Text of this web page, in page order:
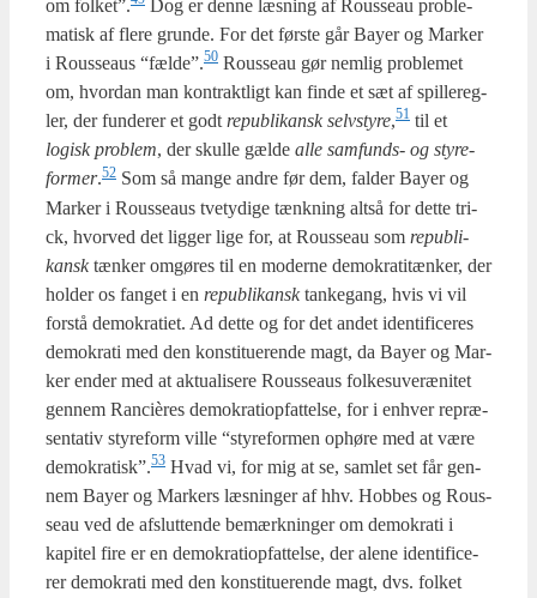
om folket”.
Dog er den­ne læs­ning af Rous­seau pro­ble­
ma­tisk af fle­re grun­de. For det før­ste går Bay­er og Mar­ker
i Rous­seaus “fælde”.50 Rous­seau gør nem­lig pro­ble­met
om, hvor­dan man kon­trakt­ligt kan fin­de et sæt af spil­le­reg­
ler, der fun­de­rer et godtrepu­bli­kansk selv­sty­re,51 til et
logisk pro­blem, der skul­le gæl­de alle sam­funds- og sty­re­
for­mer.52 Som så man­ge andre før dem, fal­der Bay­er og
Mar­ker i Rous­seaus tve­ty­di­ge tænk­ning alt­så for det­te tri­
ck, hvor­ved det lig­ger lige for, at Rous­seau som repu­bli­
kansk tæn­ker omgø­res til en moder­ne demo­kra­ti­tæn­ker, der
hol­der os fan­get i en repu­bli­kansk tan­ke­gang, hvis vi vil
for­stå demo­kra­ti­et. Ad det­te og for det andet iden­ti­fi­ce­res
demo­kra­ti med den kon­sti­tu­e­ren­de magt, da Bay­er og Mar­
ker ender med at aktu­a­li­se­re Rous­seaus fol­kes­u­veræ­ni­tet
gen­nem Ran­cières demo­kra­tiop­fat­tel­se, for i enhver repræ­
sen­ta­tiv sty­re­form vil­le “sty­re­for­men ophø­re med at være
demokratisk”.53 Hvad vi, for mig at se, sam­let set får gen­
nem Bay­er og Mar­kers læs­nin­ger af hhv. Hob­bes og Rous­
seau ved de afslut­ten­de bemærk­nin­ger om demo­kra­ti i
kapi­tel fire er en demo­kra­tiop­fat­tel­se, der ale­ne iden­ti­fi­ce­
rer demo­kra­ti med den kon­sti­tu­e­ren­de magt, dvs. fol­ket